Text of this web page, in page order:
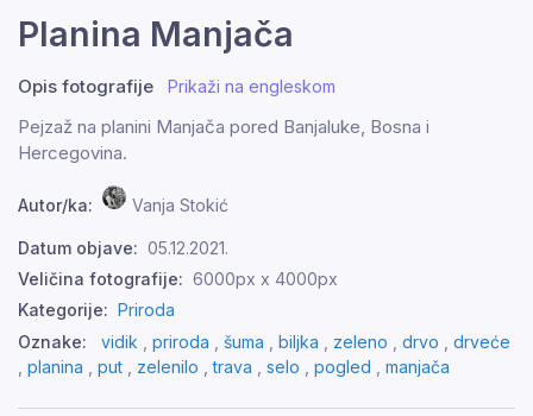
Planina Manjača
Opis fotografije Prikaži na engleskom
Pejzaž na planini Manjača pored Banjaluke, Bosna i
Hercegovina.
Autor/ka: Vanja Stokić
Datum objave: 05.12.2021.
Veličina fotografije: 6000px x 4000px
Kategorije: Priroda
Oznake:
vidik priroda šuma biljka zeleno drvo
drveće
planina put zelenilo ,trava selo pogled manjača